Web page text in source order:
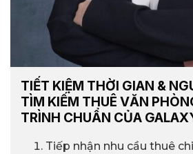
TIẾT KIỆM THỜI GIAN &
TÌM KIẾM THUÊ VĂN
TRÌNH CHUẨN CỦA
Tiếp nhận nhu cầu thuê